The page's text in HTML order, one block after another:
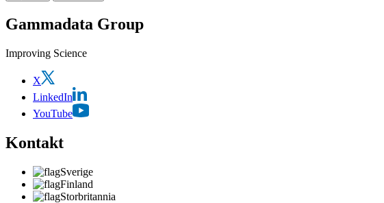
Gammadata Group
Improving Science
X
LinkedIn
YouTube
Kontakt
Sverige
Finland
Storbritannia